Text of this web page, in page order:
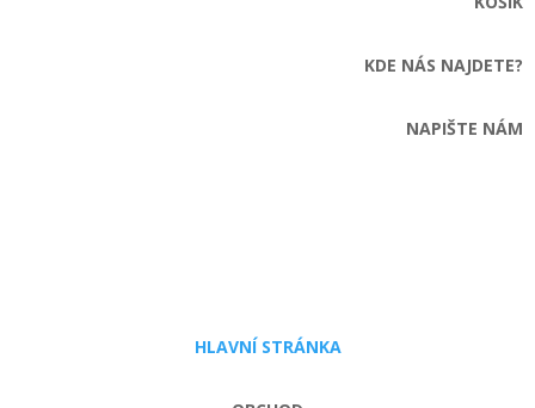
KDE NÁS NAJDETE?
NAPIŠTE NÁM
HLAVNÍ STRÁNKA